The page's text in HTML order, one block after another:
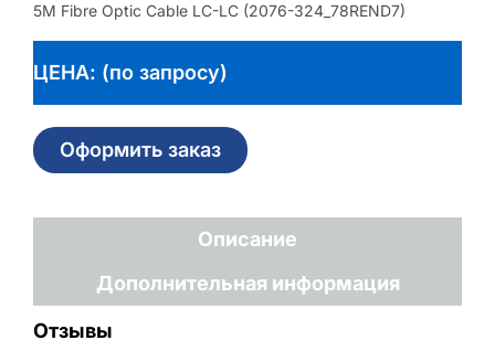
5M Fibre Optic Cable LC-LC (2076-324_78REND7)
ЦЕНА: (по запросу)
Оформить заказ
Описание
Дополнительная информация
Отзывы